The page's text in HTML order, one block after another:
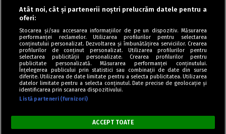
Program Antena 1
Politica de cookies
Politica de confidențialitate
Termeni și condiții
drepturile rezervate.
Copyright © Retete Fel de Fel 2020-2024.
Atât noi, cât și partenerii noștri prelucrăm datele pentru a
oferi:
Stocarea și/sau accesarea informațiilor de pe un dispozitiv. Măsurarea
performanței reclamelor. Utilizarea profilurilor pentru selectarea
conținutului personalizat. Dezvoltarea și îmbunătățirea serviciilor. Crearea
profilurilor de conținut personalizat. Utilizarea profilurilor pentru
selectarea publicității personalizate. Crearea profilurilor pentru
publicitate personalizată. Măsurarea performanței conținutului.
Înțelegerea publicului prin statistici sau combinații de date din surse
diferite. Utilizarea de date limitate pentru a selecta publicitatea. Utilizarea
datelor limitate pentru a selecta conținutul. Date precise de geolocație și
identificarea prin scanarea dispozitivului.
Listă parteneri (furnizori)
ACCEPT TOATE